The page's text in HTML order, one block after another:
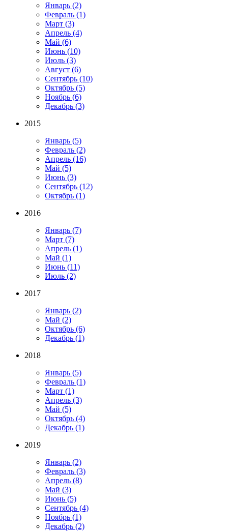
Январь (2)
Февраль (1)
Март (3)
Апрель (4)
Май (6)
Июнь (10)
Июль (3)
Август (6)
Сентябрь (10)
Октябрь (5)
Ноябрь (6)
Декабрь (3)
2015
Январь (5)
Февраль (2)
Апрель (16)
Май (5)
Июнь (3)
Сентябрь (12)
Октябрь (1)
2016
Январь (7)
Март (7)
Апрель (1)
Май (1)
Июнь (11)
Июль (2)
2017
Январь (2)
Май (2)
Октябрь (6)
Декабрь (1)
2018
Январь (5)
Февраль (1)
Март (1)
Апрель (3)
Май (5)
Октябрь (4)
Декабрь (1)
2019
Январь (2)
Февраль (3)
Апрель (8)
Май (3)
Июнь (5)
Сентябрь (4)
Ноябрь (1)
Декабрь (2)